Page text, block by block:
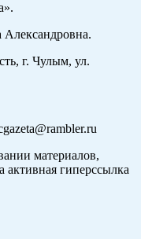
г. Чулым, ул.
материалов,
активная гиперссылка